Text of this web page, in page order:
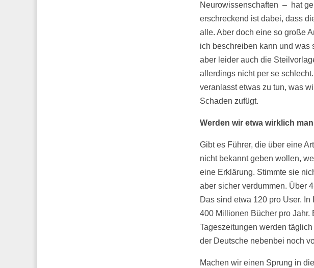
Neurowissenschaften – hat
erschreckend ist dabei, dass
alle. Aber doch eine so große
ich beschreiben kann und was
aber leider auch die
allerdings nicht per se
veranlasst etwas zu tun, was
Schaden zufügt.
Werden wir etwa wirklich
Gibt es Führer, die über eine
nicht bekannt geben wollen,
eine Erklärung. Stimmte sie
aber sicher verdummen. Über
Das sind etwa 120 pro User.
400 Millionen Bücher pro Jahr.
Tageszeitungen werden
der Deutsche nebenbei noch
Machen wir einen Sprung in